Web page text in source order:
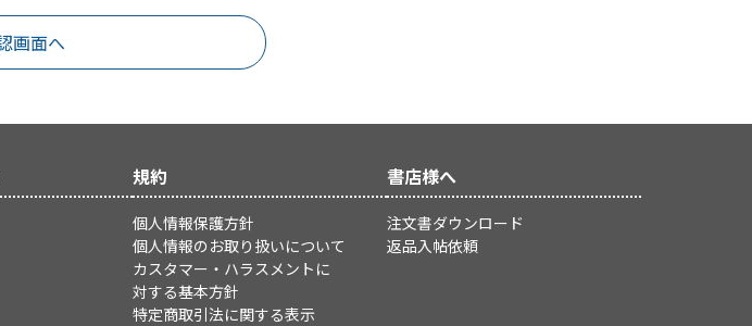
規約
個人情報保護方針
個人情報のお取り扱いについて
カスタマー・ハラスメントに
対する基本方針
特定商取引法に関する表示
書店様へ
注文書ダウンロード
返品入帖依頼